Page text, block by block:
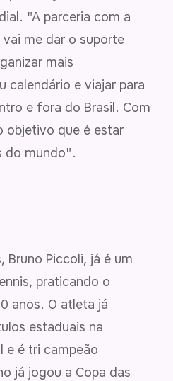
"A parceria com a
vai me dar o suporte
mais
calendário e viajar para
e fora do Brasil. Com
objetivo que é estar
do mundo".
Bruno Piccoli, já é um
praticando o
anos. O atleta já
estaduais na
e é tri campeão
já jogou a Copa das